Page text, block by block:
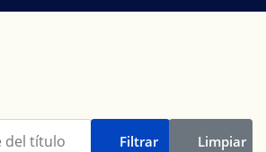
Filtrar Limpiar